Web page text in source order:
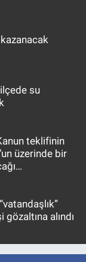
su
teklifinin
üzerinde bir
alındı